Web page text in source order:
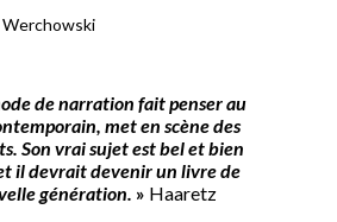
de narration fait penser au
met en scène des
Son vrai sujet est bel et bien
il devrait devenir un livre de
génération. » Haaretz